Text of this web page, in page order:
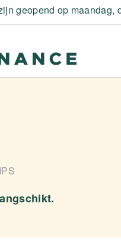
geopend op